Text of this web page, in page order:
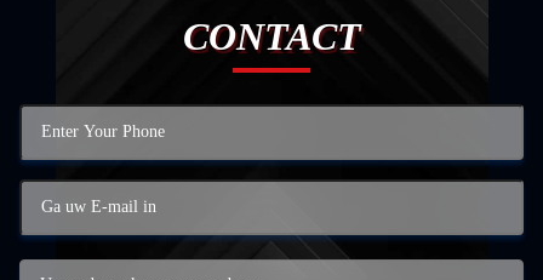
CONTACT